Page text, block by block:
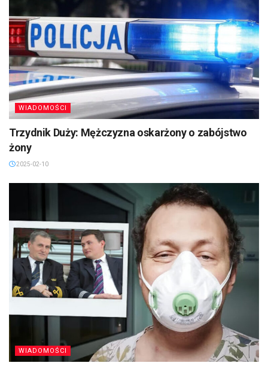
WIADOMOŚCI
Trzydnik Duży: Mężczyzna oskarżony o zabójstwo
żony
2025-02-10
WIADOMOŚCI